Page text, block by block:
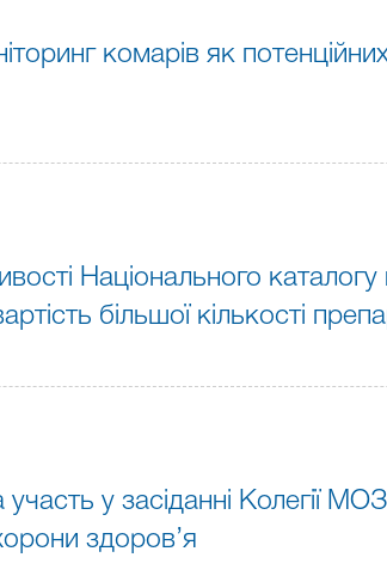
комарів як
Національного каталогу
більшої кількості
у засіданні Колегії
здоров’я